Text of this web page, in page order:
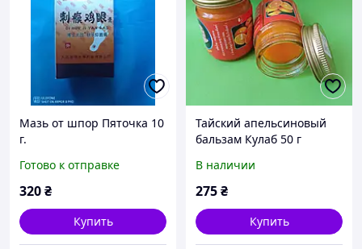
Мазь от шпор Пяточка 10
г.
Готово к отправке
320₴
Купить
Тайский апельсиновый
бальзам Кулаб 50 г
В наличии
275₴
Купить